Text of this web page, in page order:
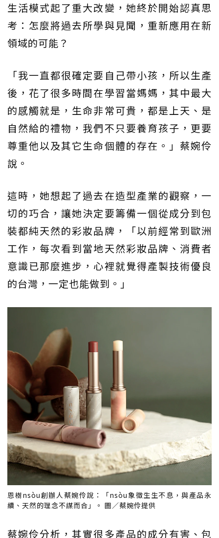
生活模式起了重大改變，她終於開始認真思
考：怎麼將過去所學與見聞，重新應用在新
領域的可能？
「我一直都很確定要自己帶小孩，所以生產
後，花了很多時間在學習當媽媽，其中最大
的感觸就是，生命非常可貴，都是上天、是
自然給的禮物，我們不只要養育孩子，更要
尊重他以及其它生命個體的存在。」蔡婉伶
說。
這時，她想起了過去在造型產業的觀察，一
切的巧合，讓她決定要籌備一個從成分到包
裝都純天然的彩妝品牌，「以前經常到歐洲
工作，每次看到當地天然彩妝品牌、消費者
意識已那麼進步，心裡就覺得產製技術優良
的台灣，一定也能做到。」
恩樹nsòu創辦人蔡婉伶說：「nsòu象徵生生不息，與產品永
續、天然的理念不謀而合」。 圖／蔡婉伶提供
蔡婉伶分析，其實很多產品的成分有害、包